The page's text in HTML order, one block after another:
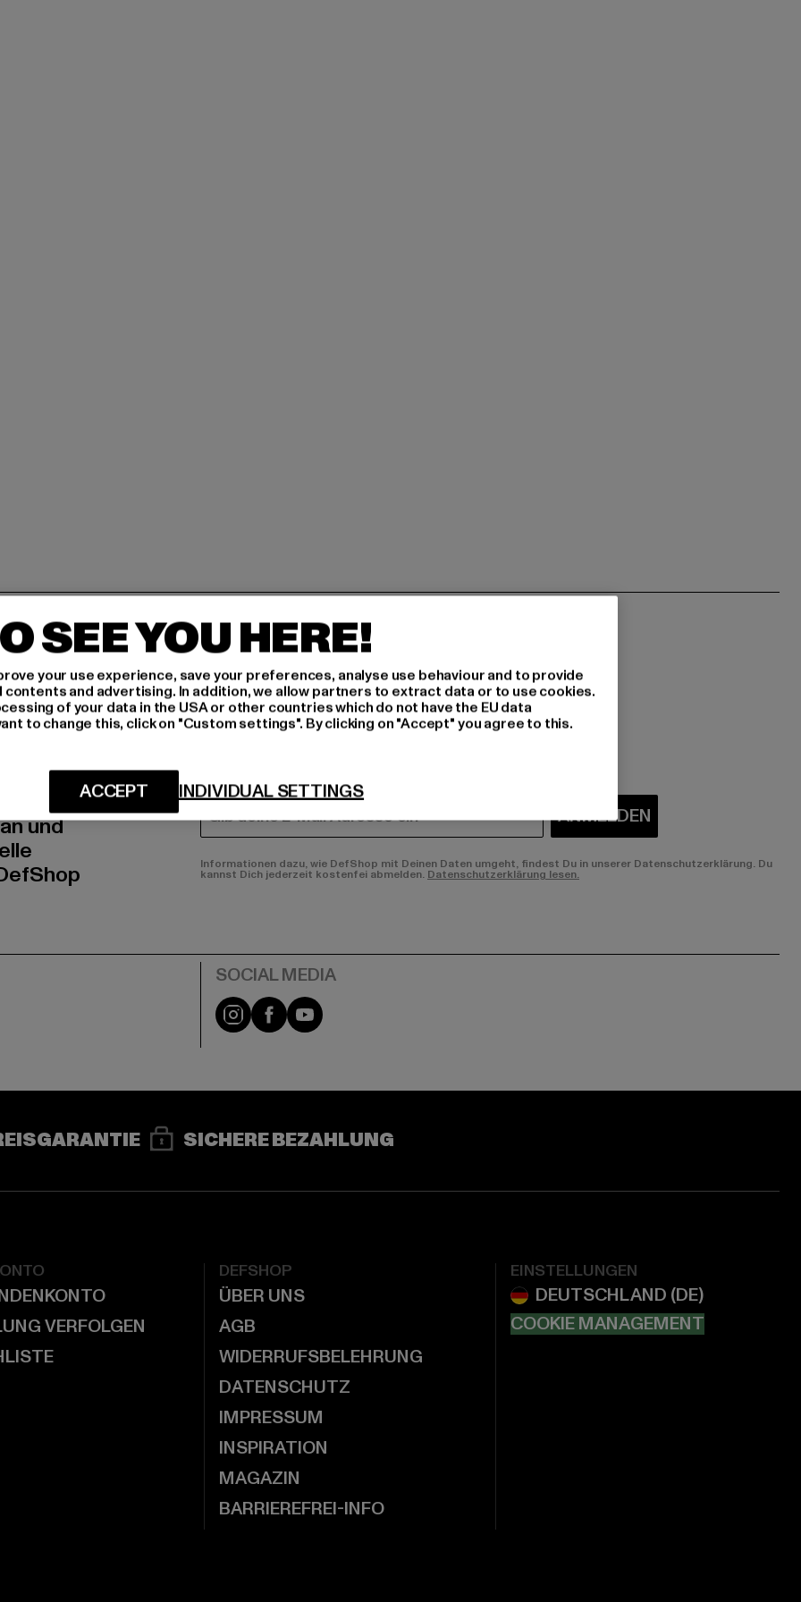
AN,
und
An welchen Produkten bist du interessiert?
E-MAIL ANMELDEN
Informationen dazu, wie DefShop mit Deinen Daten umgeht, findest Du in unserer Datenschutzerklärung. Du
kannst Dich jederzeit kostenfei abmelden. Datenschutzerklärung lesen.
Instagram
FacebookYouTube
SICHERE BEZAHLUNG
VERFOLGEN
DEFSHOP
ÜBER UNS
AGB
WIDERRUFSBELEHRUNG
DATENSCHUTZ
IMPRESSUM
INSPIRATION
MAGAZIN
BARRIEREFREI-INFO
EINSTELLUNGEN
COOKIE MANAGEMENT
SEE YOU HERE!
your use experience, save your preferences, analyse use behaviour and to provide
and advertising. In addition, we allow partners to extract data or to use cookies.
of your data in the USA or other countries which do not have the EU data
to change this, click on "Custom settings". By clicking on "Accept" you agree to this.
INDIVIDUAL SETTINGS
ACCEPT